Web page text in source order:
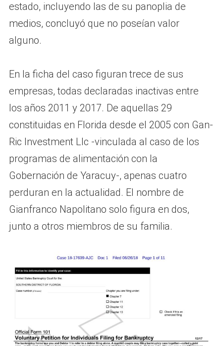
estado, incluyendo las de su panoplia de
medios, concluyó que no poseían valor
alguno.
En la ficha del caso figuran trece de sus
empresas, todas declaradas inactivas entre
los años 2011 y 2017. De aquellas 29
constituidas en Florida desde el 2005 con Gan-
Ric Investment Llc -vinculada al caso de los
programas de alimentación con la
Gobernación de Yaracuy-, apenas cuatro
perduran en la actualidad. El nombre de
Gianfranco Napolitano solo figura en dos,
junto a otros miembros de su familia.